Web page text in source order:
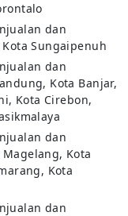
dan
Sungaipenuh
dan
Kota Banjar,
Kota Cirebon,
dan
Kota
Kota
dan